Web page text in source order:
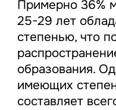
Примерно 36%
25-29 лет
степенью, что
образования.
имеющих
составляет